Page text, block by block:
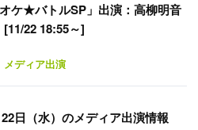
ケ★バトルSP」出演：高柳明音
[11/22 18:55～]
メディア出演
日（水）のメディア出演情報